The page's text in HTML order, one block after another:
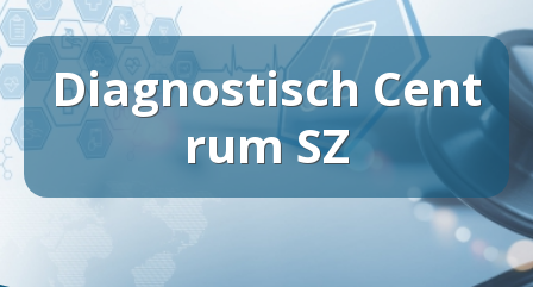
Diagnostisch Cent
rum SZ